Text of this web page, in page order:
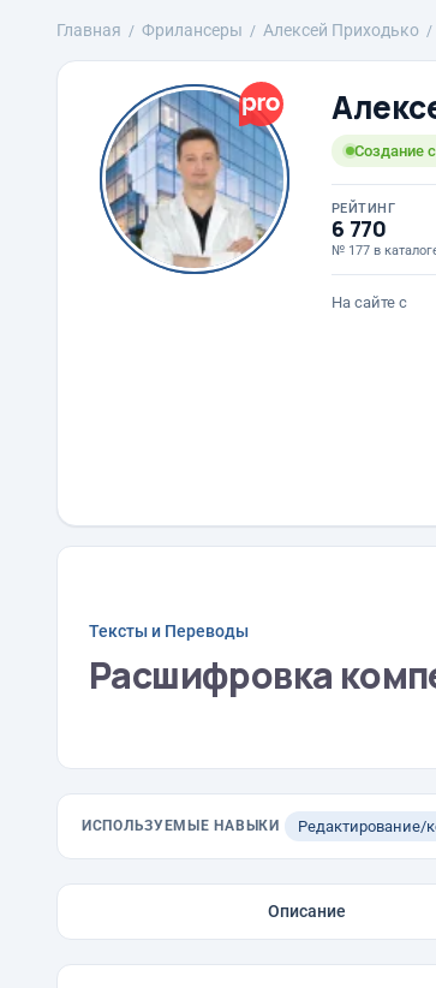
Главная Фрилансеры Алексей Приходько
Создание
РЕЙТИНГ
6 770
№ 177 в
На сайте с
Тексты и Переводы
Расшифровка
ИСПОЛЬЗУЕМЫЕ НАВЫКИ Редактирование/
Описание